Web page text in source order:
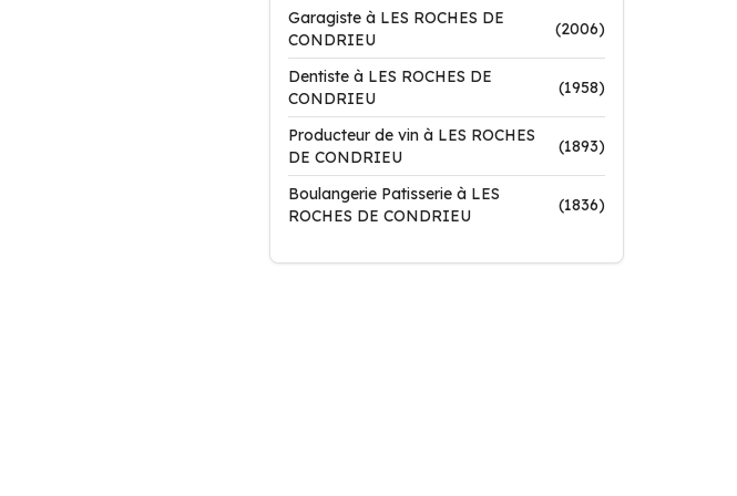
Garagiste à LES ROCHES DE
CONDRIEU
(2006)
Dentiste à LES ROCHES DE
CONDRIEU
(1958)
Producteur de vin à LES ROCHES
DE CONDRIEU
(1893)
Boulangerie Patisserie à LES
ROCHES DE CONDRIEU
(1836)